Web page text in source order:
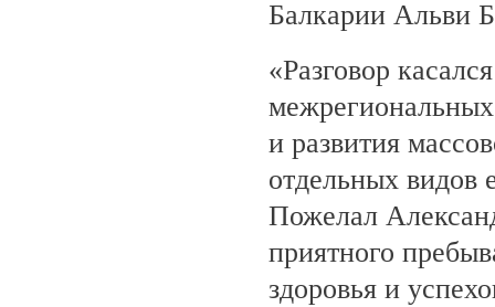
Балкарии Альви
«Разговор
и развития
отдельных видов
Пожелал
приятного
здоровья и